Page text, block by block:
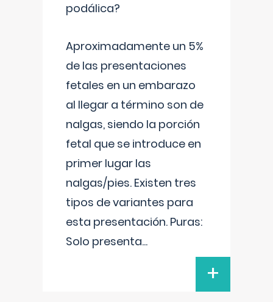
podálica?
Aproximadamente un 5%
de las presentaciones
fetales en un embarazo
al llegar a término son de
nalgas, siendo la porción
fetal que se introduce en
primer lugar las
nalgas/pies. Existen tres
tipos de variantes para
esta presentación. Puras:
Solo presenta...
+